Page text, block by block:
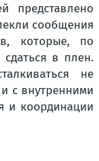
представлено
сообщения
которые, по
в плен.
не
с внутренними
и координации